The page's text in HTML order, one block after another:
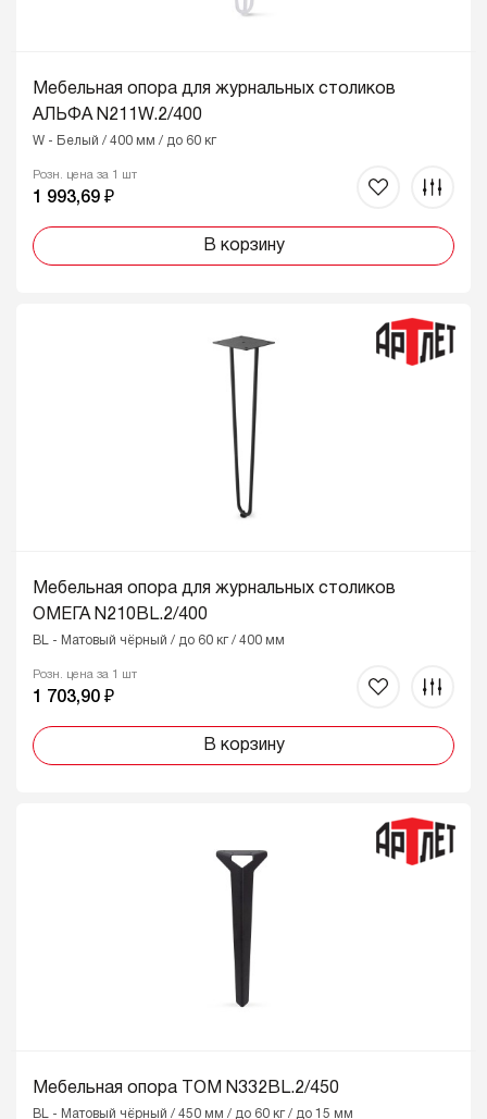
Мебельная опора для журнальных столиков
АЛЬФА N211W.2/400
W - Белый / 400 мм / до 60 кг
Розн. цена за 1 шт
1 993,69 ₽
В корзину
Мебельная опора для журнальных столиков
ОМЕГА N210BL.2/400
BL - Матовый чёрный / до 60 кг / 400 мм
Розн. цена за 1 шт
1 703,90 ₽
В корзину
Мебельная опора ТОМ N332BL.2/450
BL - Матовый чёрный / 450 мм / до 60 кг / до 15 мм